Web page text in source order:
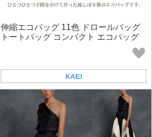
伸縮エコバッグ 11色 ドロールバッグ
トートバッグ コンパクト エコバッグ
KAEI